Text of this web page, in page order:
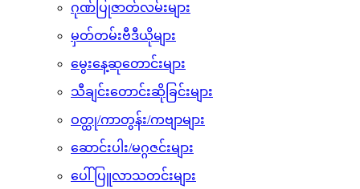
ဂုဏ်ပြုဇာတ်လမ်းများ
မှတ်တမ်းဗီဒီယိုများ
မွေးနေ့ဆုတောင်းများ
သီချင်းတောင်းဆိုခြင်းများ
ဝတ္ထု/ကာတွန်း/ကဗျာများ
ဆောင်းပါး/မဂ္ဂဇင်းများ
ပေါ်ပြူလာသတင်းများ